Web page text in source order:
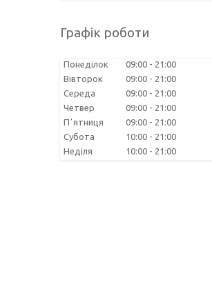
Графік роботи
Понеділок 09:00
21:00
Вівторок
09:00
21:00
Середа
09:00
21:00
Четвер
09:00
21:00
Пʼятниця
09:00
21:00
Субота
10:00
21:00
Неділя
10:00 21:00